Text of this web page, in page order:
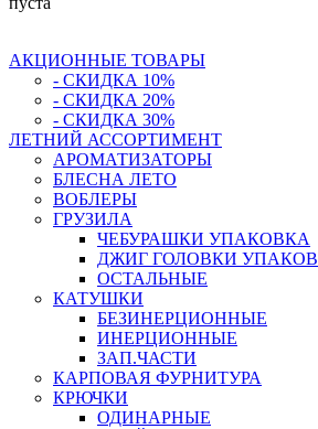
АКЦИОННЫЕ ТОВАРЫ
- СКИДКА 10%
- СКИДКА 20%
- СКИДКА 30%
ЛЕТНИЙ АССОРТИМЕНТ
АРОМАТИЗАТОРЫ
БЛЕСНА ЛЕТО
ВОБЛЕРЫ
ГРУЗИЛА
ЧЕБУРАШКИ УПАКОВКА
ДЖИГ ГОЛОВКИ
ОСТАЛЬНЫЕ
КАТУШКИ
БЕЗИНЕРЦИОННЫЕ
ИНЕРЦИОННЫЕ
ЗАП.ЧАСТИ
КАРПОВАЯ ФУРНИТУРА
КРЮЧКИ
ОДИНАРНЫЕ